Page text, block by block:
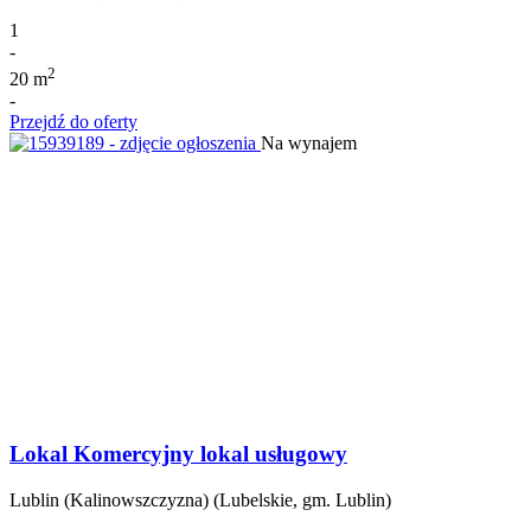
1
-
20 m2
-
Przejdź do oferty
Na wynajem
Lokal Komercyjny lokal usługowy
Lublin (Kalinowszczyzna) (Lubelskie, gm. Lublin)